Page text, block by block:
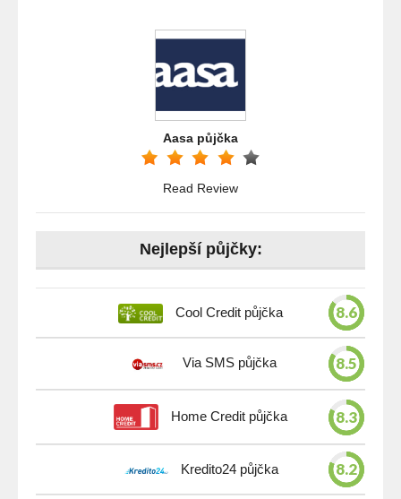
Aasa půjčka
Read Review
Nejlepší půjčky:
Cool Credit půjčka 8.6
Via SMS půjčka 8.5
Home Credit půjčka 8.3
Kredito24 půjčka 8.2